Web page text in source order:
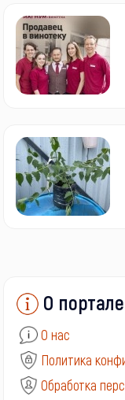
О портале
О нас
Политика
Обработка